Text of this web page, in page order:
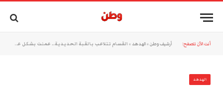
أنت الآن تتصفح: أرشيف وطن »الهدهد » القسام تتلاعب بالقبة الحديدية.. عملت بشكل عكسي وضربت المستوطنات
الهدهد